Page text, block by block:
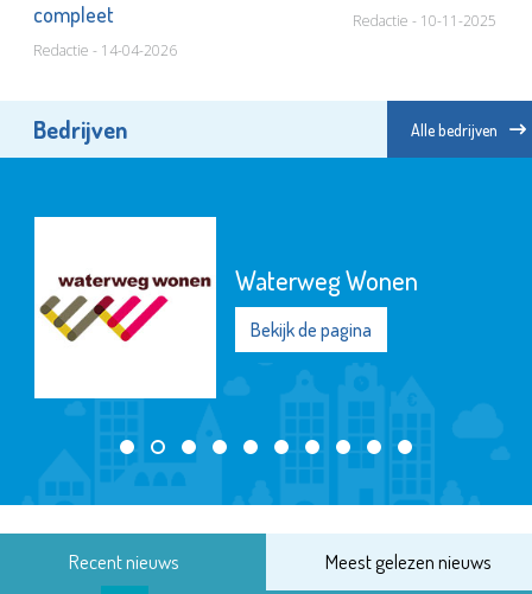
compleet
Redactie - 14-04-2026
Redactie - 10-11-2025
Bedrijven Alle bedrijven
Waterweg Wonen
Bekijk de pagina
Recent nieuws Meest gelezen nieuws